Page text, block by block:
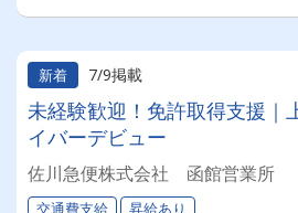
新着 7/9掲載
未経験歓迎！免許取得支援｜
イバーデビュー
佐川急便株式会社 函館営業所
交通費支給 昇給あり